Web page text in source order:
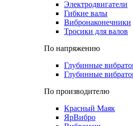
Электродвигатели
Гибкие валы
Вибронаконечники
Тросики для валов
По напряжению
Глубинные
Глубинные
По производителю
Красный Маяк
ЯрВибро